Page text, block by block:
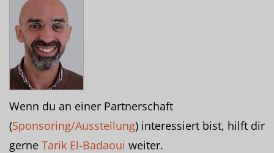
Wenn du an einer Partnerschaft
(Sponsoring/Ausstellung) interessiert bist, hilft dir
gerne Tarik El-Badaoui weiter.